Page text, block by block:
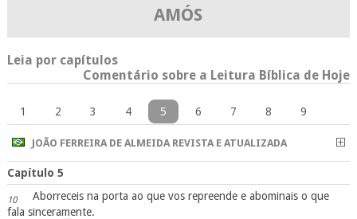
AMÓS
Leia por capítulos
Comentário sobre a Leitura Bíblica de Hoje
1 2 3 4 5 6 7 8 9
JOÃO FERREIRA DE ALMEIDA REVISTA E ATUALIZADA
Capítulo 5
10
Aborreceis na porta ao que vos repreende e abominais o que
fala sinceramente.